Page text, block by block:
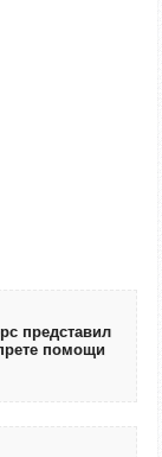
представил
помощи